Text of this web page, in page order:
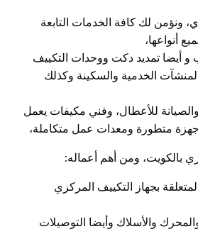
ونؤمن لك كافة الخدمات التابعة
أنواعها،
أيضا تمديد دكت ووحدات التكييف
الخدمية والسكينة وكذلك
للأعطال، وفني مكيفات يعمل
بالكويت، ومن أهم أعماله:
بجهاز التكييف المركزي
والأسلاك وأيضا التوصيلات